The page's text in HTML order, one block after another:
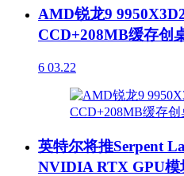
AMD锐龙9
CCD+208MB缓存创
6 03.22
英特尔将推Serpent
NVIDIA RTX GPU模